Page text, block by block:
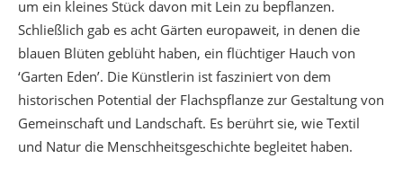
um ein kleines Stück davon mit Lein zu bepflanzen.
Schließlich gab es acht Gärten europaweit, in denen die
blauen Blüten geblüht haben, ein flüchtiger Hauch von
‘Garten Eden’. Die Künstlerin ist fasziniert von dem
historischen Potential der Flachspflanze zur Gestaltung von
Gemeinschaft und Landschaft. Es berührt sie, wie Textil
und Natur die Menschheitsgeschichte begleitet haben.